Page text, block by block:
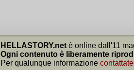
HELLASTORY.net è online dall'11
Ogni contenuto è liberamente
Per qualunque informazione